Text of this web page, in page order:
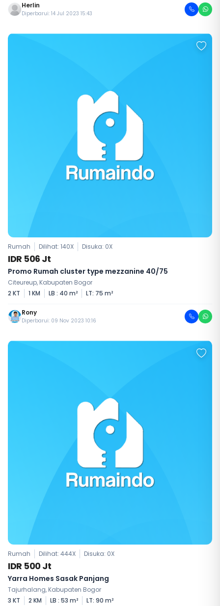
Herlin
Diperbarui: 14 Jul 2023 15:43
Rumah Dilihat: 140X Disuka: 0X
IDR 506 Jt
Promo Rumah cluster type mezzanine 40/75
Citeureup, Kabupaten Bogor
2 KT
1 KM LB : 40 m² LT: 75 m²
Rony
Diperbarui: 09 Nov 2023 10:16
Rumah Dilihat: 444X Disuka: 0X
IDR 500 Jt
Yarra Homes Sasak Panjang
Tajurhalang, Kabupaten Bogor
3 KT
2 KM LB : 53 m² LT: 90 m²